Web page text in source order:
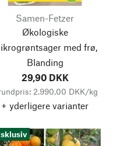
Samen-Fetzer
Økologiske
med frø,
Blanding
29,90 DKK
2.990,00 DKK/kg
+ yderligere varianter